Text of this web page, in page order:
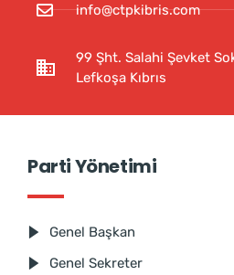
info@ctpkibris.com
99 Şht. Salahi Şevket
Lefkoşa Kıbrıs
Parti Yönetimi
Genel Başkan
Genel Sekreter